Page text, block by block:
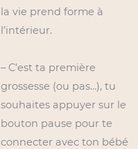
la vie prend forme à
l’intérieur.
– C’est ta première
grossesse (ou pas…), tu
souhaites appuyer sur le
bouton pause pour te
connecter avec ton bébé